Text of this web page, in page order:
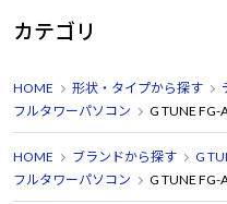
カテゴリ
HOME 形状・タイプから探す
フルタワーパソコン
G TUNE FG-
HOME ブランドから探す G
フルタワーパソコン
G TUNE FG-